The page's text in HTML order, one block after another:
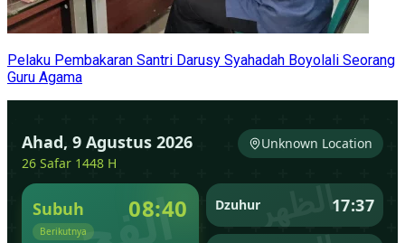
Pelaku Pembakaran Santri Darusy Syahadah Boyolali Seorang
Guru Agama